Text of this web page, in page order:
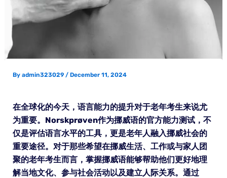
By admin323029 / December 11, 2024
在全球化的今天，语言能力的提升对于老年考生来说尤
为重要。Norskprøven作为挪威语的官方能力测试，不
仅是评估语言水平的工具，更是老年人融入挪威社会的
重要途径。对于那些希望在挪威生活、工作或与家人团
聚的老年考生而言，掌握挪威语能够帮助他们更好地理
解当地文化、参与社会活动以及建立人际关系。通过